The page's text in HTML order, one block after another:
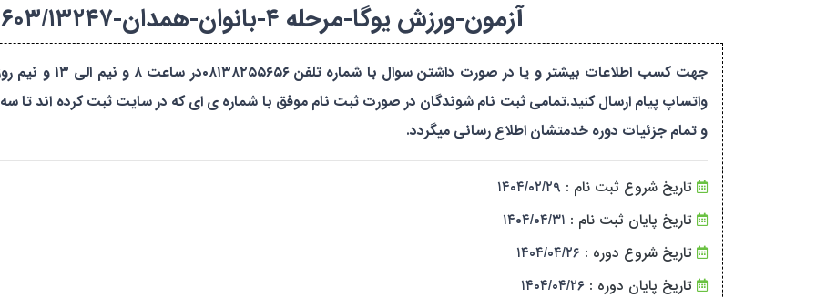
آزمون-ورزش یوگا-مرحله ۴-بانوان-همدان-۱۴۰۴۲۲۹۲۰۱۶۰۳/۱۳۲۴۷
جهت کسب اطلاعات
واتساپ پیام ارسال کنید.تمامی ثبت نام شوندگان در صورت ثبت نام موفق با شماره ی ای که در سایت ثبت کرده اند تا سه
و تمام جزئیات دوره خدمتشان اطلاع رسانی میگردد.
تاریخ شروع ثبت نام : ۱۴۰۴/۰۲/۲۹
تاریخ پایان ثبت نام : ۱۴۰۴/۰۴/۳۱
تاریخ شروع دوره : ۱۴۰۴/۰۴/۲۶
تاریخ پایان دوره : ۱۴۰۴/۰۴/۲۶